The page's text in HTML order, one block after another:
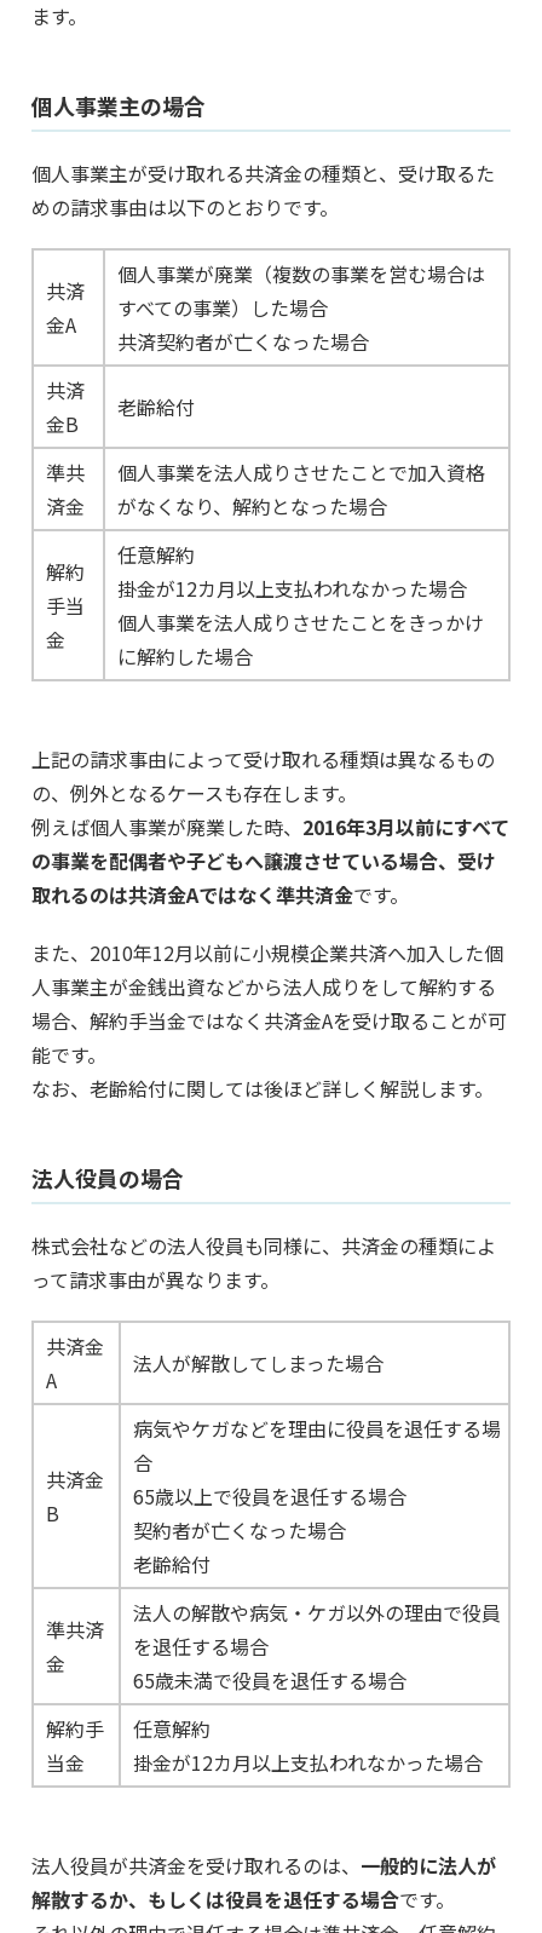
ます。
個人事業主の場合
個人事業主が受け取れる共済金の種類と、受け取るた
めの請求事由は以下のとおりです。
共済
金A
個人事業が廃業（複数の事業を営む場合は
すべての事業）した場合
共済契約者が亡くなった場合
共済
金B
老齢給付
準共
済金
個人事業を法人成りさせたことで加入資格
がなくなり、解約となった場合
解約
手当
金
任意解約
掛金が12カ月以上支払われなかった場合
個人事業を法人成りさせたことをきっかけ
に解約した場合
上記の請求事由によって受け取れる種類は異なるもの
の、例外となるケースも存在します。
例えば個人事業が廃業した時、 2016年3月以前にすべて
の事業を配偶者や子どもへ譲渡させている場合、受け
取れるのは共済金Aではなく準共済金です。
また、2010年12月以前に小規模企業共済へ加入した個
人事業主が金銭出資などから法人成りをして解約する
場合、解約手当金ではなく共済金Aを受け取ることが可
能です。
なお、老齢給付に関しては後ほど詳しく解説します。
法人役員の場合
株式会社などの法人役員も同様に、共済金の種類によ
って請求事由が異なります。
共済金
A
法人が解散してしまった場合
共済金
B
病気やケガなどを理由に役員を退任する場
合
65歳以上で役員を退任する場合
契約者が亡くなった場合
老齢給付
準共済
金
法人の解散や病気・ケガ以外の理由で役員
を退任する場合
65歳未満で役員を退任する場合
解約手
当金
任意解約
掛金が12カ月以上支払われなかった場合
法人役員が共済金を受け取れるのは、 一般的に法人が
解散するか、もしくは役員を退任する場合です。